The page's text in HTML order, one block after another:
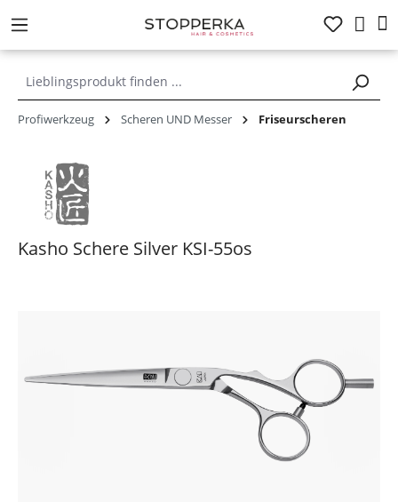
springen
Profiwerkzeug Scheren UND Messer Friseurscheren
Kasho Schere Silver KSI-55os